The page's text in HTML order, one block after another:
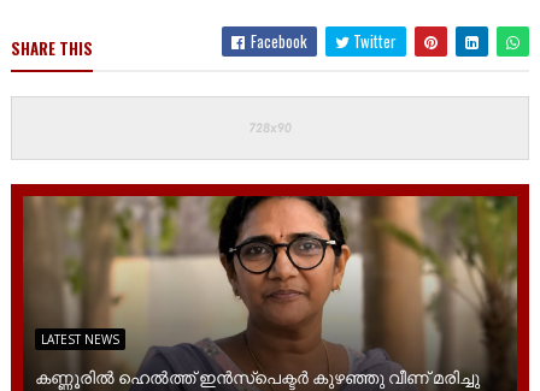
SHARE THIS Facebook Twitter
LATEST NEWS
കണ്ണൂരിൽ ഹെൽത്ത്‌ ഇൻസ്‌പെക്ടർ കുഴഞ്ഞു വീണ് മരിച്ചു